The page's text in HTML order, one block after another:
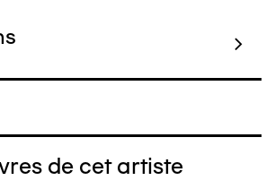
de cet artiste